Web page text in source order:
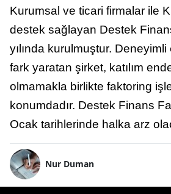
Kurumsal ve ticari firmalar ile
destek sağlayan Destek
yılında kurulmuştur.
fark yaratan şirket, katılım
olmamakla birlikte faktoring
konumdadır. Destek Finans
Ocak tarihlerinde halka arz
Nur Duman